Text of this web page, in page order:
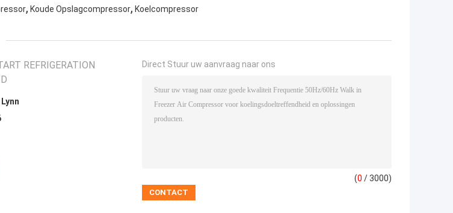
, Koude Opslagcompressor, Koelcompressor
REFRIGERATION
Direct Stuur uw aanvraag naar ons
(0 / 3000)